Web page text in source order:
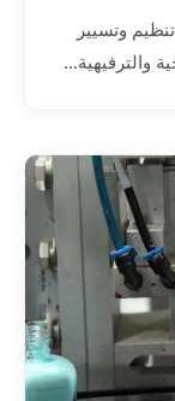
وتسيير
والترفيهية…